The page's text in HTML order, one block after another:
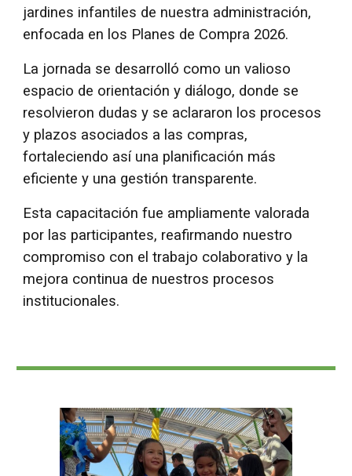
jardines infantiles de nuestra administración,
enfocada en los Planes de Compra 2026.
La jornada se desarrolló como un valioso
espacio de orientación y diálogo, donde se
resolvieron dudas y se aclararon los procesos
y plazos asociados a las compras,
fortaleciendo así una planificación más
eficiente y una gestión transparente.
Esta capacitación fue ampliamente valorada
por las participantes, reafirmando nuestro
compromiso con el trabajo colaborativo y la
mejora continua de nuestros procesos
institucionales.